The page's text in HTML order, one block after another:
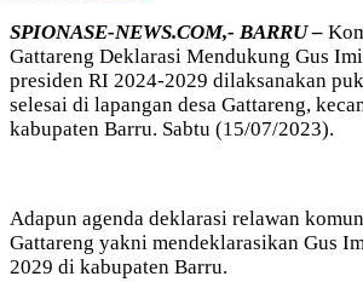
SPIONASE-NEWS.COM,- BARRU –
Gattareng Deklarasi Mendukung Gus
presiden RI 2024-2029 dilaksanakan
selesai di lapangan desa Gattareng,
kabupaten Barru. Sabtu (15/07/2023).
Adapun agenda deklarasi relawan
Gattareng yakni mendeklarasikan Gus
2029 di kabupaten Barru.